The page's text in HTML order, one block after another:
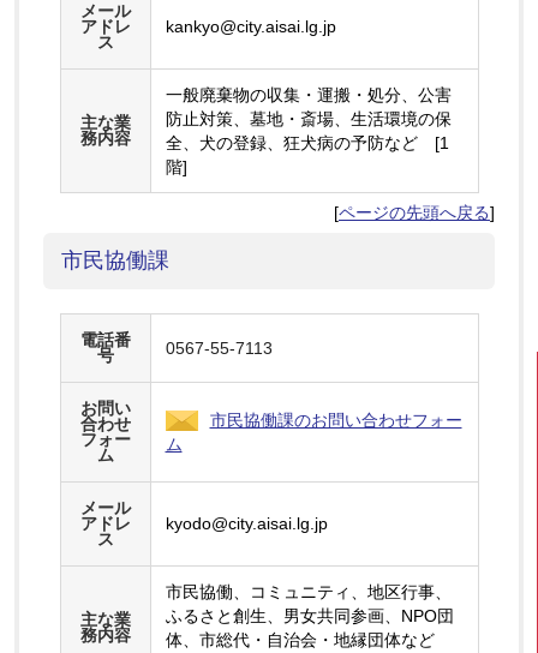
メール
アドレ
ス
kankyo@city.aisai.lg.jp
主な業
務内容
一般廃棄物の収集・運搬・処分、公害
防止対策、墓地・斎場、生活環境の保
全、犬の登録、狂犬病の予防など [1
階]
[ページの先頭へ戻る]
市民協働課
電話番
号
0567-55-7113
お問い
合わせ
フォー
ム
市民協働課のお問い合わせフォー
ム
メール
アドレ
ス
kyodo@city.aisai.lg.jp
主な業
務内容
市民協働、コミュニティ、地区行事、
ふるさと創生、男女共同参画、NPO団
体、市総代・自治会・地縁団体など